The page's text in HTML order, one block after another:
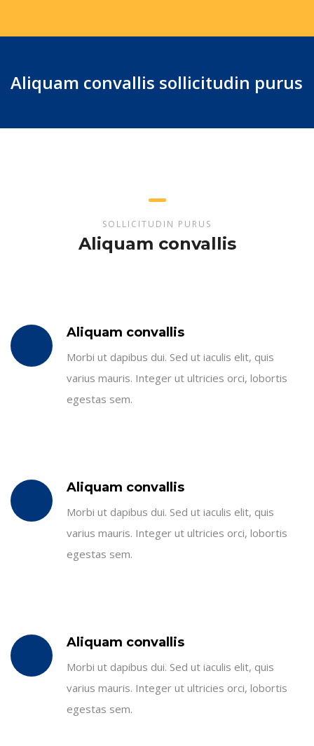
Aliquam convallis sollicitudin purus
SOLLICITUDIN PURUS
Aliquam convallis
Aliquam convallis
Morbi ut dapibus dui. Sed ut iaculis elit, quis
varius mauris. Integer ut ultricies orci, lobortis
egestas sem.
Aliquam convallis
Morbi ut dapibus dui. Sed ut iaculis elit, quis
varius mauris. Integer ut ultricies orci, lobortis
egestas sem.
Aliquam convallis
Morbi ut dapibus dui. Sed ut iaculis elit, quis
varius mauris. Integer ut ultricies orci, lobortis
egestas sem.